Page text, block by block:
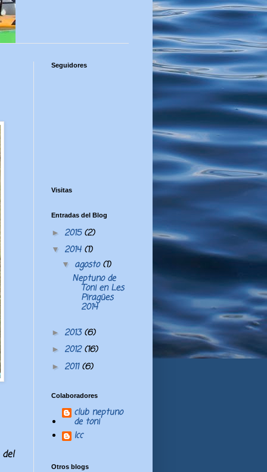
Seguidores
Visitas
Entradas del Blog
► 2015(2)
▼ 2014 (1)
▼ agosto(1)
Neptuno de
Toni en Les
Piragües
2014
► 2013(6)
► 2012(16)
► 2011(6)
Colaboradores
club neptuno
de toni
lcc
Otros blogs